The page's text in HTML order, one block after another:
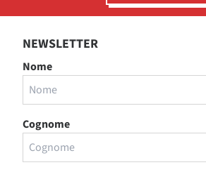
NEWSLETTER
Nome
Cognome